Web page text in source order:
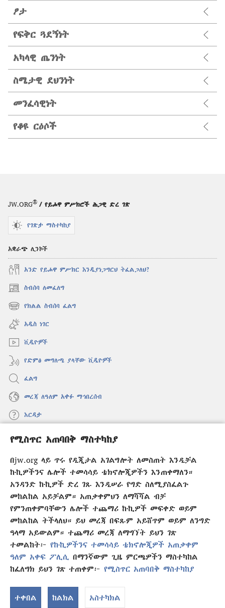
የሚስጥር አጠባበቅ ማስተካከያ
በjw.org ላይ ጥሩ የዲጂታል አገልግሎት ለመስጠት እንዲቻል
ኩኪዎችንና ሌሎች ተመሳሳይ ቴክኖሎጂዎችን እንጠቀማለን።
አንዳንድ ኩኪዎች ድረ ገጹ እንዲሠራ የግድ ስለሚያስፈልጉ
መከልከል አይቻልም። አጠቃቀምህን ለማሻሻል ብቻ
የምንጠቀምባቸውን ሌሎች ተጨማሪ ኩኪዎች መፍቀድ ወይም
መከልከል ትችላለህ። ይህ መረጃ በፍጹም አይሸጥም ወይም ለንግድ
ዓላማ አይውልም። ተጨማሪ መረጃ ለማግኘት ይህን ገጽ
ተመልከት፦ የኩኪዎችንና ተመሳሳይ ቴክኖሎጂዎች አጠቃቀም
ዓለም አቀፍ ፖሊሲ
በማንኛውም ጊዜ ምርጫዎችን ማስተካከል
ከፈለግክ ይህን ገጽ ተጠቀም፦ የሚስጥር አጠባበቅ ማስተካከያ
ተቀበል ከልክል አስተካክል
ፆታ
የፍቅር ጓደኝነት
አካላዊ ጤንነት
ስሜታዊ ደህንነት
መንፈሳዊነት
የቆዩ ርዕሶች
JW.ORG® / የይሖዋ ምሥክሮች ሕጋዊ ድረ ገጽ
የገጽታ ማስተካከያ
አቋራጭ ሊንኮች
አንድ የይሖዋ ምሥክር እንዲያነጋግርህ ትፈልጋለህ?
ስብሰባ ለመፈለግ
(አዲስ
ዊንዶው
ክፈት)
የክልል ስብሰባ ፈልግ
(አዲስ
ዊንዶው
ክፈት)
አዲስ ነገር
ቪዲዮዎች
የድምፅ መግለጫ ያላቸው ቪዲዮዎች
ፈልግ
መረጃ ለዓለም አቀፉ ማኅበረሰብ
እርዳታ
መዋጮዎች
(አዲስ
ክፈት)
የመጠበቂያ ግንብ የኢንተርኔት ቤተ መጻሕፍት
(አዲስ
ዊንዶው
®
(አዲስ
ዊንዶው
®
Copyright © 2026 Watch Tower Bible and Tract Society of Pennsylvania.